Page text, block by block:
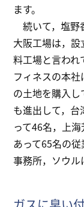
ます。
続いて，塩野
大阪工場は，
料工場と言わ
フィネスの本
の土地を購入
も進出して，
って46名，上
あって65名の
事務所，ソウル